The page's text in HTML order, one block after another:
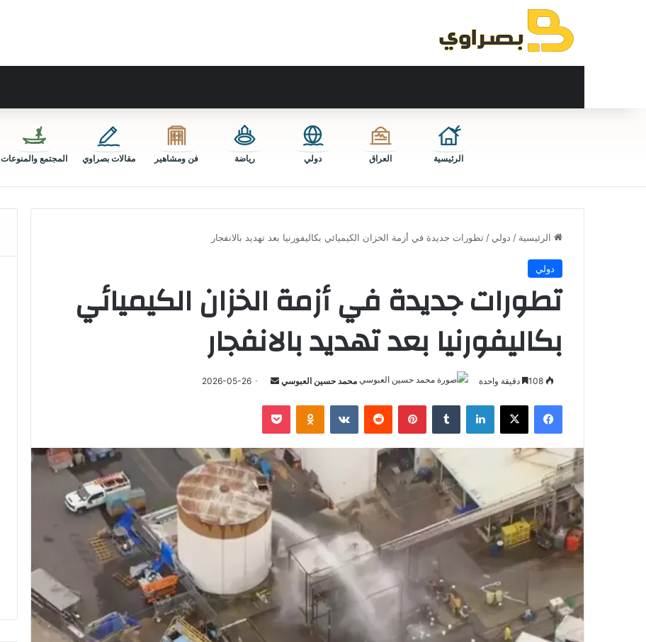
الرئيسية العراق دولي رياضة فن ومشاهير مقالات بصراوي المجتمع والمنوعات
الرئيسية / دولي / تطورات جديدة في أزمة الخزان الكيميائي بكاليفورنيا بعد تهديد بالانفجار
دولي
تطورات جديدة في أزمة الخزان الكيميائي
بكاليفورنيا بعد تهديد بالانفجار
محمد حسين العبوسي
أرسل 2026-05-26 دقيقة واحدة
فيسبوك ‫X لينكدإن بينتيريست Odnoklassniki
‫Pocket